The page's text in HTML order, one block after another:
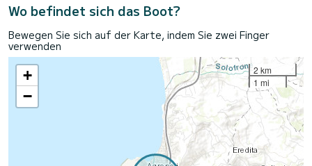
Wo befindet sich das Boot?
Bewegen Sie sich auf der Karte, indem Sie zwei Finger
verwenden
+
−
2 km
1 mi